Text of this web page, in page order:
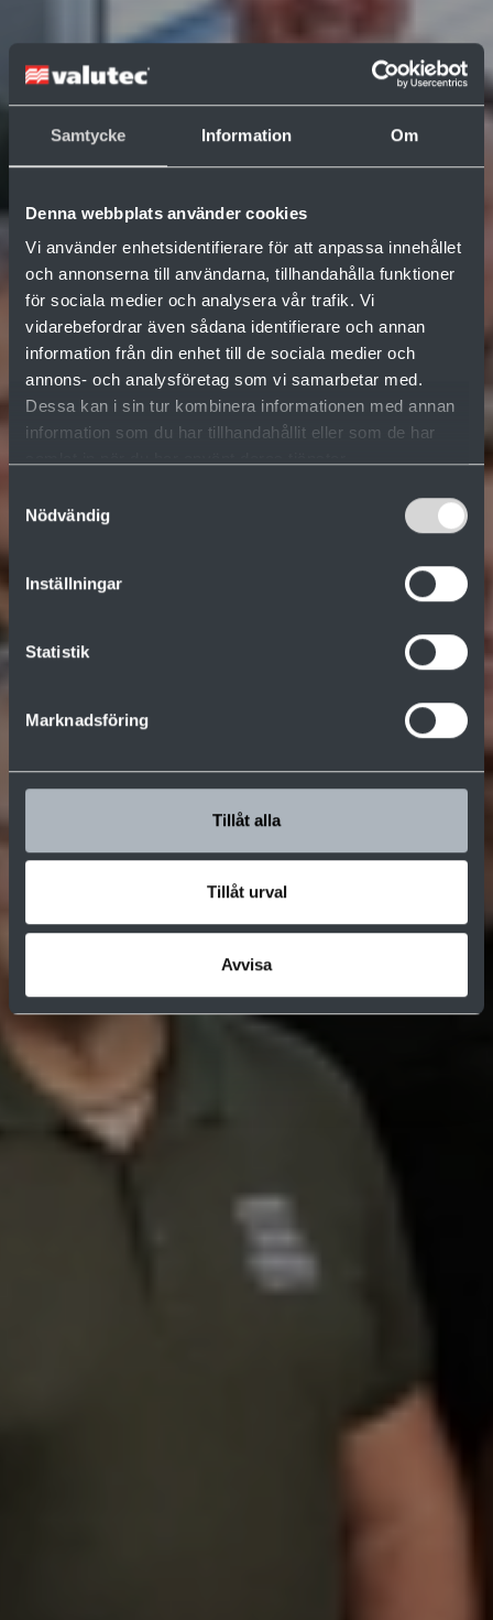
Samtycke Information Om
Denna webbplats använder cookies
Vi använder enhetsidentifierare för att anpassa innehållet
och annonserna till användarna, tillhandahålla funktioner
för sociala medier och analysera vår trafik. Vi
vidarebefordrar även sådana identifierare och annan
information från din enhet till de sociala medier och
annons- och analysföretag som vi samarbetar med.
Dessa kan i sin tur kombinera informationen med annan
information som du har tillhandahållit eller som de har
Nödvändig
Inställningar
Statistik
Marknadsföring
Tillåt alla
Tillåt urval
Avvisa